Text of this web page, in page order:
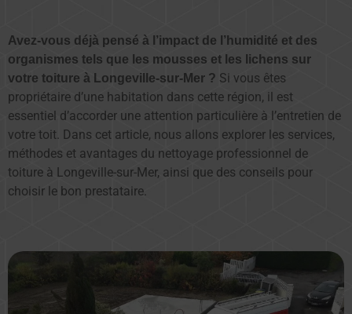
Avez-vous déjà pensé à l’impact de l’humidité et des
organismes tels que les mousses et les lichens sur
votre toiture à Longeville-sur-Mer ? Si vous êtes
propriétaire d’une habitation dans cette région, il est
essentiel d’accorder une attention particulière à l’entretien de
votre toit. Dans cet article, nous allons explorer les services,
méthodes et avantages du nettoyage professionnel de
toiture à Longeville-sur-Mer, ainsi que des conseils pour
choisir le bon prestataire.